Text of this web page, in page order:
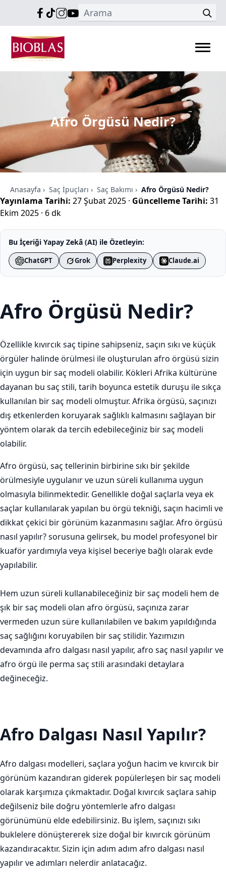
Afro Örgüsü Nedir?
Anasayfa › Saç İpuçları › Saç Bakımı › Afro Örgüsü Nedir?
Yayınlama Tarihi: 27 Şubat 2025 · Güncelleme Tarihi: 31
Ekim 2025 · 6 dk
Bu İçeriği Yapay Zekâ (AI) ile Özetleyin:
ChatGPT Grok Perplexity Claude.ai
Afro Örgüsü Nedir?
Özellikle kıvırcık saç tipine sahipseniz, saçın sıkı ve küçük
örgüler halinde örülmesi ile oluşturulan afro örgüsü sizin
için uygun bir saç modeli olabilir. Kökleri Afrika kültürüne
dayanan bu saç stili, tarih boyunca estetik duruşu ile sıkça
kullanılan bir saç modeli olmuştur. Afrika örgüsü, saçınızı
dış etkenlerden koruyarak sağlıklı kalmasını sağlayan bir
yöntem olarak da tercih edebileceğiniz bir saç modeli
olabilir.
Afro örgüsü, saç tellerinin birbirine sıkı bir şekilde
örülmesiyle uygulanır ve uzun süreli kullanıma uygun
olmasıyla bilinmektedir. Genellikle doğal saçlarla veya ek
saçlar kullanılarak yapılan bu örgü tekniği, saçın hacimli ve
dikkat çekici bir görünüm kazanmasını sağlar. Afro örgüsü
nasıl yapılır? sorusuna gelirsek, bu model profesyonel bir
kuaför yardımıyla veya kişisel beceriye bağlı olarak evde
yapılabilir.
Hem uzun süreli kullanabileceğiniz bir saç modeli hem de
şık bir saç modeli olan afro örgüsü, saçınıza zarar
vermeden uzun süre kullanılabilen ve bakım yapıldığında
saç sağlığını koruyabilen bir saç stilidir. Yazımızın
devamında afro dalgası nasıl yapılır, afro saç nasıl yapılır ve
afro örgü ile perma saç stili arasındaki detaylara
değineceğiz.
Afro Dalgası Nasıl Yapılır?
Afro dalgası modelleri, saçlara yoğun hacim ve kıvırcık bir
görünüm kazandıran giderek popülerleşen bir saç modeli
olarak karşımıza çıkmaktadır. Doğal kıvırcık saçlara sahip
değilseniz bile doğru yöntemlerle afro dalgası
görünümünü elde edebilirsiniz. Bu işlem, saçınızı sıkı
buklelere dönüştererek size doğal bir kıvırcık görünüm
kazandıracaktır. Sizin için adım adım afro dalgası nasıl
yapılır ve adımları nelerdir anlatacağız.